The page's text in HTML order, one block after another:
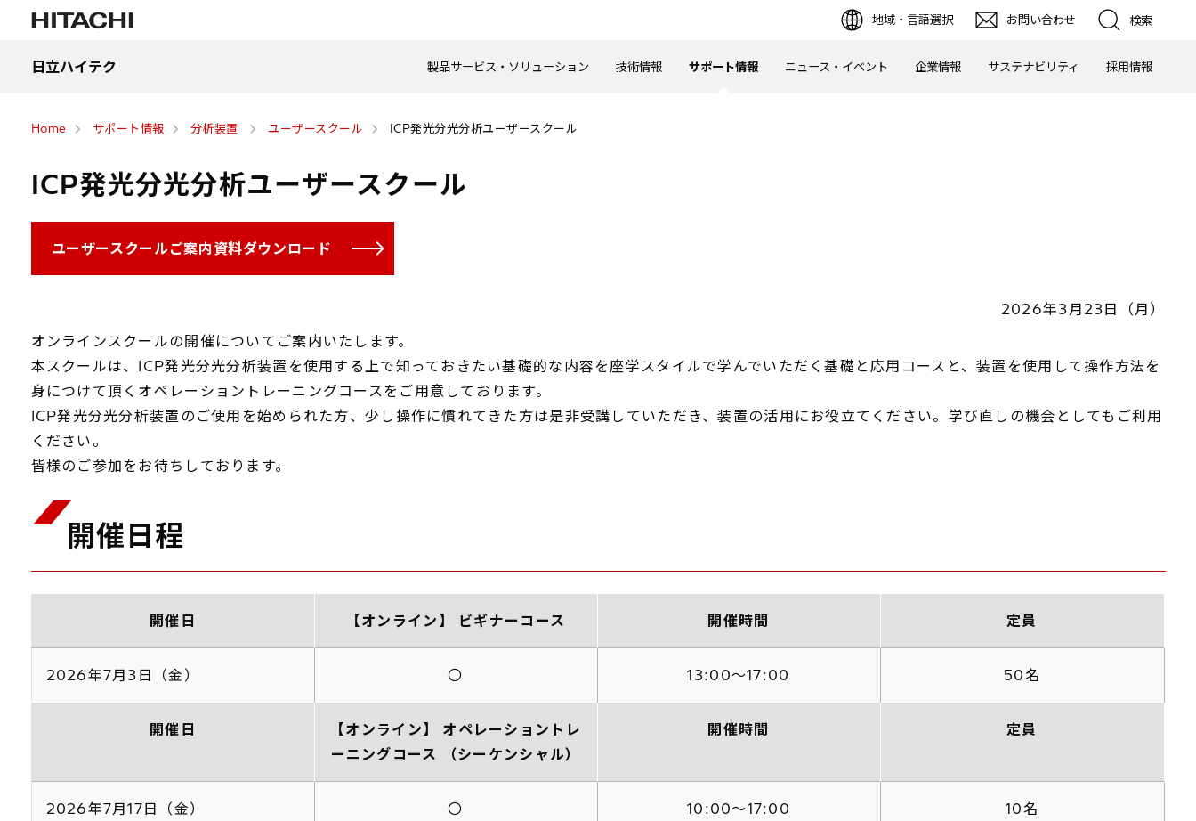
地域・言語選択 お問い合わせ 検索
日立ハイテク 製品サービス・ソリューション 技術情報 サポート情報 ニュース・イベント 企業情報 サステナビリティ 採用情報
Home サポート情報 分析装置 ユーザースクール ICP発光分光分析ユーザースクール
ICP発光分光分析ユーザースクール
ユーザースクールご案内資料ダウンロード
2026年3月23日（月）
オンラインスクールの開催についてご案内いたします。
本スクールは、ICP発光分光分析装置を使用する上で知っておきたい基礎的な内容を座学スタイルで学んでいただく基礎と応用コースと、装置を使用して操作方法を
身につけて頂くオペレーショントレーニングコースをご用意しております。
ICP発光分光分析装置のご使用を始められた方、少し操作に慣れてきた方は是非受講していただき、装置の活用にお役立てください。学び直しの機会としてもご利用
ください。
皆様のご参加をお待ちしております。
開催日程
開催日 【オンライン】 ビギナーコース 開催時間 定員
2026年7月3日（金） 〇 13:00～17:00 50名
開催日
【オンライン】 オペレーショントレ
ーニングコース （シーケンシャル）
開催時間 定員
2026年7月17日（金） 〇 10:00～17:00 10名